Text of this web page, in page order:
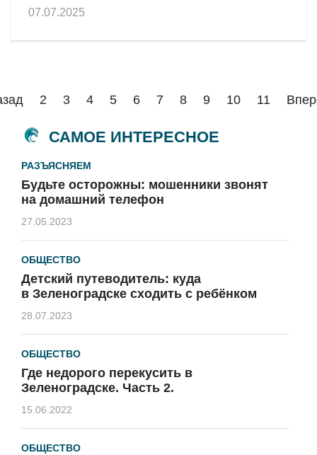
07.07.2025
2 3 4 5 6 7 8 9 10 11
САМОЕ ИНТЕРЕСНОЕ
РАЗЪЯСНЯЕМ
Будьте осторожны: мошенники звонят
на домашний телефон
27.05.2023
ОБЩЕСТВО
Детский путеводитель: куда
в Зеленоградске сходить с ребёнком
28.07.2023
ОБЩЕСТВО
Где недорого перекусить в
Зеленоградске. Часть 2.
15.06.2022
ОБЩЕСТВО